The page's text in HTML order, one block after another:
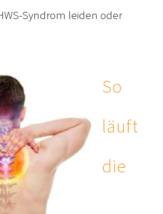
Syndrom leiden oder
So
läuft
die